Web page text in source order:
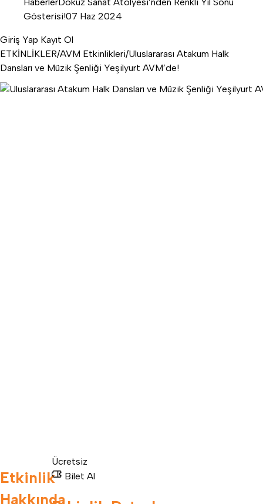
Gösterisi!07 Haz 2024
Giriş Yap Kayıt Ol
ETKİNLİKLER/AVM Etkinlikleri/Uluslararası Atakum Halk
Dansları ve Müzik Şenliği Yeşilyurt AVM’de!
Etkinlik
Hakkında
Ücretsiz
Bilet Al